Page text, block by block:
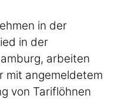
in der
in der
arbeiten
mit angemeldetem
von Tariflöhnen